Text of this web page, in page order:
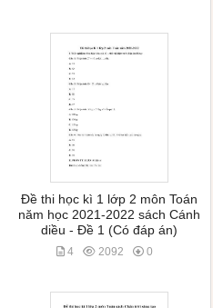
Đề thi học kì 1 lớp 2 môn Toán
năm học 2021-2022 sách Cánh
diều - Đề 1 (Có đáp án)
4 2092 0